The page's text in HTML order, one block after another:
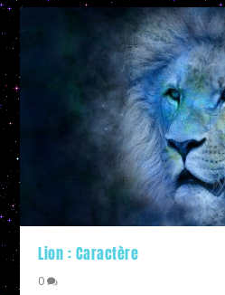
Lion : Caractère
0